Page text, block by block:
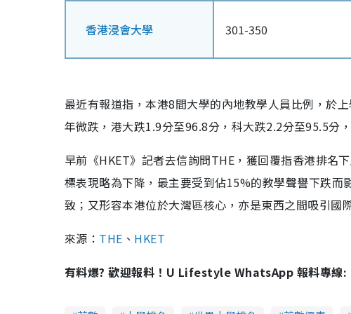
香港浸會大學 301-350
最近有報道指，本港8間大學的內地教學人員比例，於
年微跌，港大跌1.9分至96.8分，科大跌2.2分至95.5分
早前《HKET》記者去信詢問THE，獲回覆指香港排名
標表現略為下降，最主要受到佔15%的教學聲譽下跌
致；又形容本港位於大灣區核心，亦是東西之間吸引國
來源： THE 、 HKET
有料爆? 歡迎報料！U Lifestyle WhatsApp 報料專線: